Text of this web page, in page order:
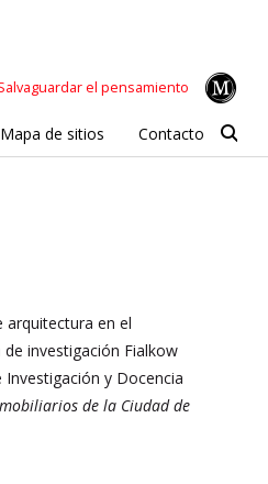
el pensamiento
Mapa de sitios Contacto
arquitectura en el
investigación Fialkow
y Docencia
de la Ciudad de